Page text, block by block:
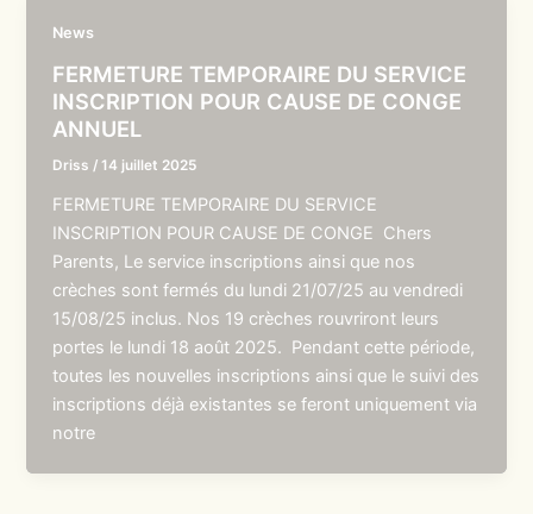
News
FERMETURE TEMPORAIRE DU SERVICE
INSCRIPTION POUR CAUSE DE CONGE
ANNUEL
Driss /14 juillet 2025
FERMETURE TEMPORAIRE DU SERVICE
INSCRIPTION POUR CAUSE DE CONGE Chers
Parents, Le service inscriptions ainsi que nos
crèches sont fermés du lundi 21/07/25 au vendredi
15/08/25 inclus. Nos 19 crèches rouvriront leurs
portes le lundi 18 août 2025. Pendant cette période,
toutes les nouvelles inscriptions ainsi que le suivi des
inscriptions déjà existantes se feront uniquement via
notre